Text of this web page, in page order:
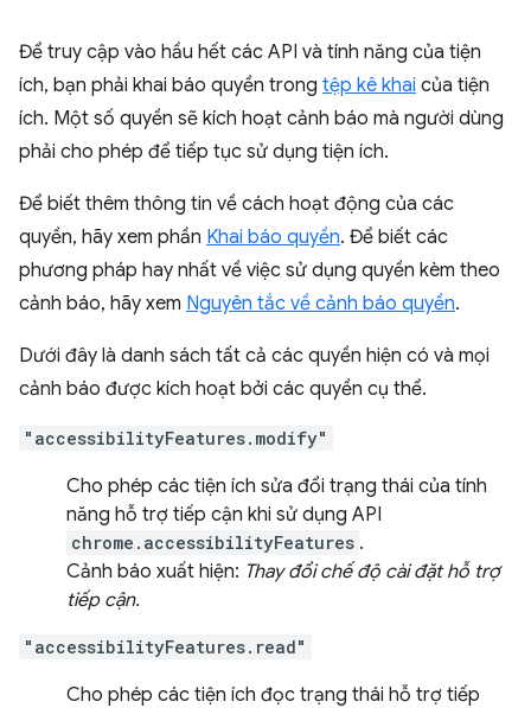
Để truy cập vào hầu hết các API và tính năng của tiện
ích, bạn phải khai báo quyền trong tệp kê khai của tiện
ích. Một số quyền sẽ kích hoạt cảnh báo mà người dùng
phải cho phép để tiếp tục sử dụng tiện ích.
Để biết thêm thông tin về cách hoạt động của các
quyền, hãy xem phần Khai báo quyền. Để biết các
phương pháp hay nhất về việc sử dụng quyền kèm theo
cảnh báo, hãy xem Nguyên tắc về cảnh báo quyền.
Dưới đây là danh sách tất cả các quyền hiện có và mọi
cảnh báo được kích hoạt bởi các quyền cụ thể.
"accessibilityFeatures.modify"
Cho phép các tiện ích sửa đổi trạng thái của tính
năng hỗ trợ tiếp cận khi sử dụng API
chrome.accessibilityFeatures .
Cảnh báo xuất hiện: Thay đổi chế độ cài đặt hỗ trợ
tiếp cận.
"accessibilityFeatures.read"
Cho phép các tiện ích đọc trạng thái hỗ trợ tiếp